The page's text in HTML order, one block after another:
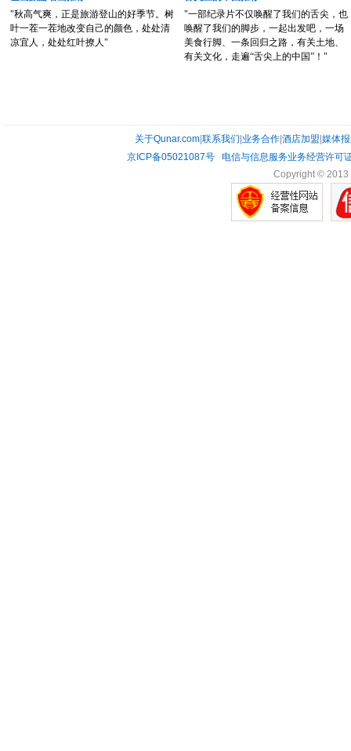
"秋高气爽，正是旅游登山的好季节。树
叶一茬一茬地改变自己的颜色，处处清
凉宜人，处处红叶撩人"
"一部纪录片不仅唤醒了我们的舌尖，也
唤醒了我们的脚步，一起出发吧，一场
美食行脚、一条回归之路，有关土地、
有关文化，走遍“舌尖上的中国”！"
关于Qunar.com|联系我们|业务合作|酒店加盟|媒体
京ICP备05021087号
电信与信息服务业务经营许可
Copyright © 2013